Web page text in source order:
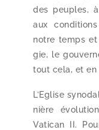
des peuples,
aux
notre temps
gie, le
tout cela, et
L’Eglise
nière
Vatican II.